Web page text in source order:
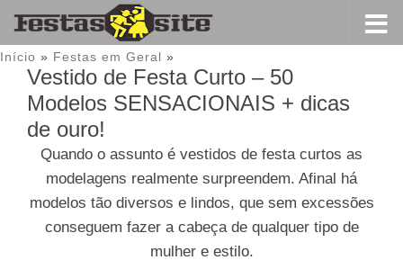
Início » Festas em Geral »
Vestido de Festa Curto – 50
Modelos SENSACIONAIS + dicas
de ouro!
Quando o assunto é vestidos de festa curtos as
modelagens realmente surpreendem. Afinal há
modelos tão diversos e lindos, que sem excessões
conseguem fazer a cabeça de qualquer tipo de
mulher e estilo.